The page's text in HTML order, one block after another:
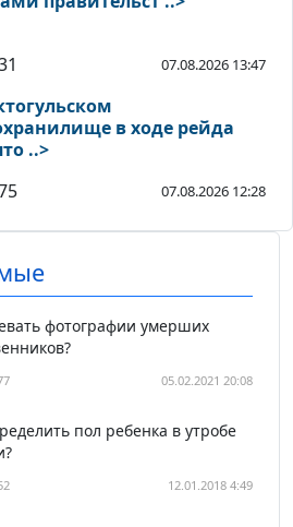
07.08.2026 13:47
в ходе рейда
изъято ..>
07.08.2026 12:28
фотографии умерших
05.02.2021 20:08
пол ребенка в утробе
12.01.2018 4:49